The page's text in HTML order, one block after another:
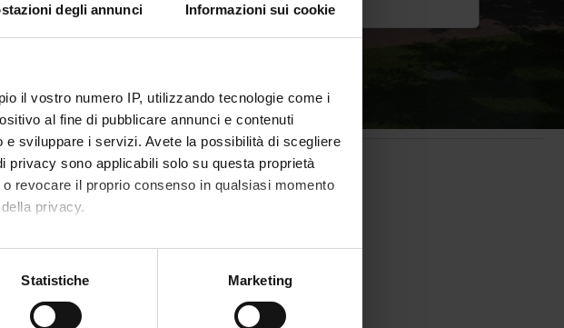
degli annunci Informazioni sui cookie
il vostro numero IP, utilizzando tecnologie come i
al fine di pubblicare annunci e contenuti
sviluppare i servizi. Avete la possibilità di scegliere
sono applicabili solo su questa proprietà
revocare il proprio consenso in qualsiasi momento
privacy.
di qualche metro,
Statistiche Marketing
Post Lauream